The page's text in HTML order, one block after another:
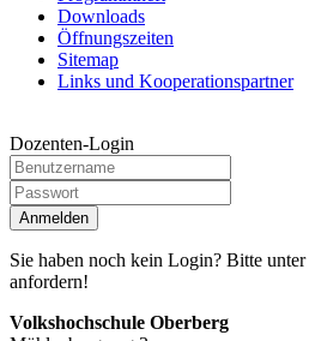
Downloads
Öffnungszeiten
Sitemap
Links und Kooperationspartner
Dozenten-Login
Anmelden
Sie haben noch kein Login? Bitte unter
anfordern!
Volkshochschule Oberberg